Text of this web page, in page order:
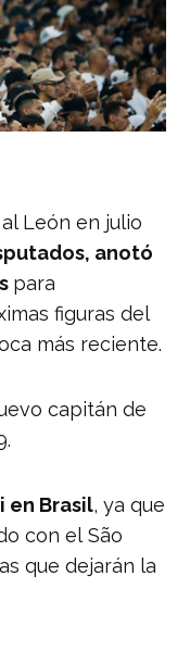
León en julio
anotó
para
figuras del
más reciente.
capitán de
en Brasil, ya que
con el São
que dejarán la